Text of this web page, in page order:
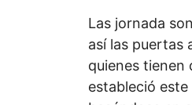
Las jornada
así las puertas
quienes tienen
estableció